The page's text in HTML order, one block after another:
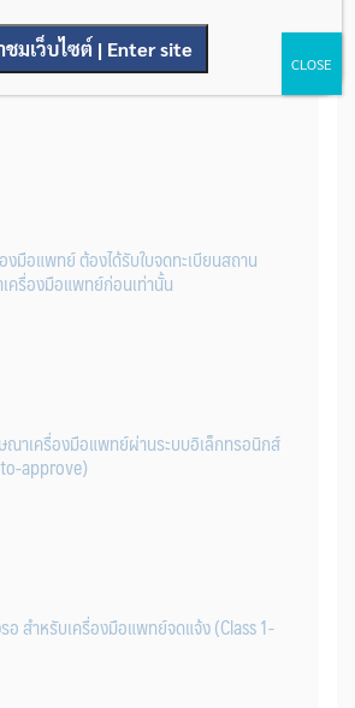
วจสําหรับตรวจสอบการปนเปื้อนแบบใดจัด
งมือแพทย์ ต้องได้รับใบจดทะเบียนสถาน
ครื่องมือแพทย์ก่อนเท่านั้น
ณาเครื่องมือแพทย์ผ่านระบบอิเล็กทรอนิกส์
approve)
อ สำหรับเครื่องมือแพทย์จดแจ้ง (Class 1-
ชมเว็บไซต์ | Enter site
CLOSE